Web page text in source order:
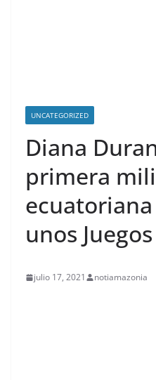
UNCATEGORIZED
Diana
primera
unos
julio 17, 2021 notiamazonia